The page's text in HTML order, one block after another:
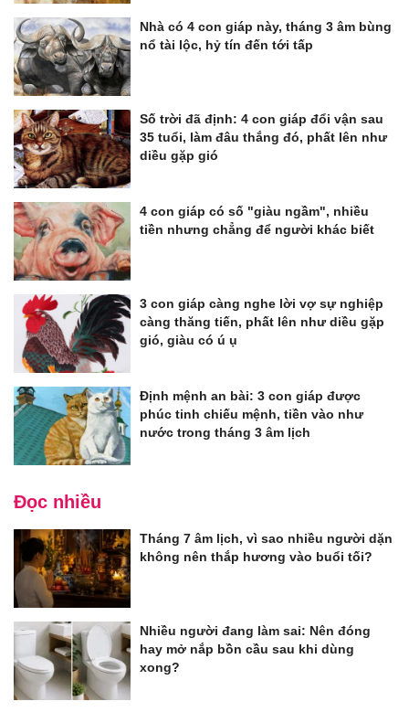
Nhà có 4 con giáp này, tháng 3 âm bùng
nổ tài lộc, hỷ tín đến tới tấp
Số trời đã định: 4 con giáp đổi vận sau
35 tuổi, làm đâu thắng đó, phất lên như
diều gặp gió
4 con giáp có số "giàu ngầm", nhiều
tiền nhưng chẳng để người khác biết
3 con giáp càng nghe lời vợ sự nghiệp
càng thăng tiến, phất lên như diều gặp
gió, giàu có ú ụ
Định mệnh an bài: 3 con giáp được
phúc tinh chiếu mệnh, tiền vào như
nước trong tháng 3 âm lịch
Đọc nhiều
Tháng 7 âm lịch, vì sao nhiều người dặn
không nên thắp hương vào buổi tối?
Nhiều người đang làm sai: Nên đóng
hay mở nắp bồn cầu sau khi dùng
xong?